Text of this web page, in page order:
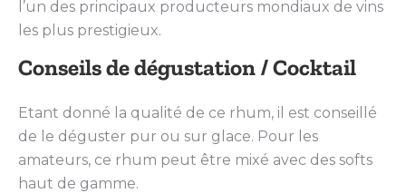
l’un des principaux producteurs mondiaux de vins
les plus prestigieux.
Conseils de dégustation / Cocktail
Etant donné la qualité de ce rhum, il est conseillé
de le déguster pur ou sur glace. Pour les
amateurs, ce rhum peut être mixé avec des softs
haut de gamme.